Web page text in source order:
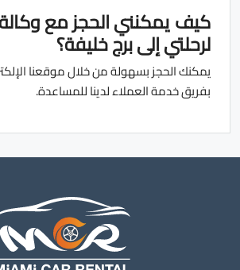
كيف يمكنني الحجز مع
لرحلتي إلى برج خليفة؟
يمكنك الحجز بسهولة من خلال موقعنا
بفريق خدمة العملاء لدينا للمساعدة.